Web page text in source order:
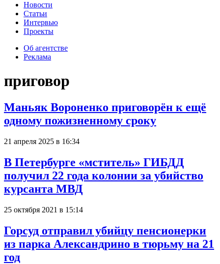
Новости
Статьи
Интервью
Проекты
Об агентстве
Реклама
приговор
Маньяк Вороненко приговорён к ещё
одному пожизненному сроку
21 апреля 2025 в 16:34
В Петербурге «мститель» ГИБДД
получил 22 года колонии за убийство
курсанта МВД
25 октября 2021 в 15:14
Горсуд отправил убийцу пенсионерки
из парка Александрино в тюрьму на 21
год